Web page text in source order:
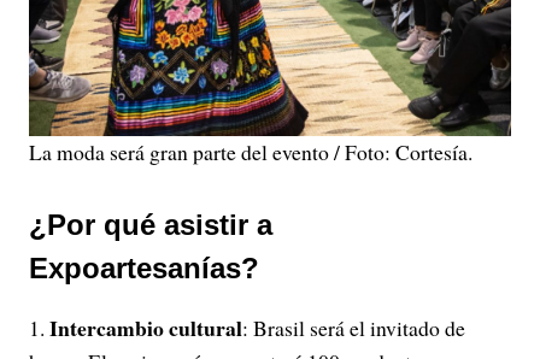
La moda será gran parte del evento / Foto: Cortesía.
¿Por qué asistir a
Expoartesanías?
Intercambio cultural: Brasil será el invitado de